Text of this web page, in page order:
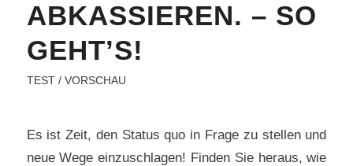
ABKASSIEREN. – SO
GEHT’S!
TEST / VORSCHAU
Es ist Zeit, den Status quo in Frage zu stellen und
neue Wege einzuschlagen! Finden Sie heraus, wie